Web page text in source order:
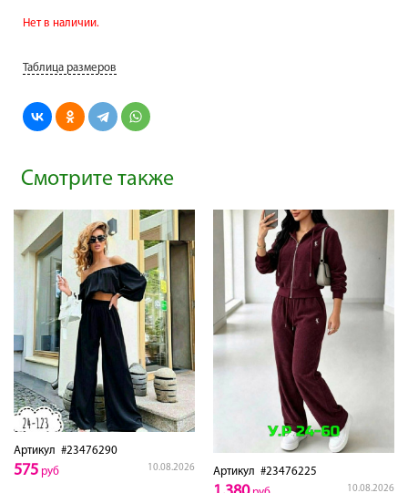
Нет в наличии.
Таблица размеров
Смотрите также
Артикул #23476290
10.08.2026
575 руб Артикул #23476225
10.08.2026